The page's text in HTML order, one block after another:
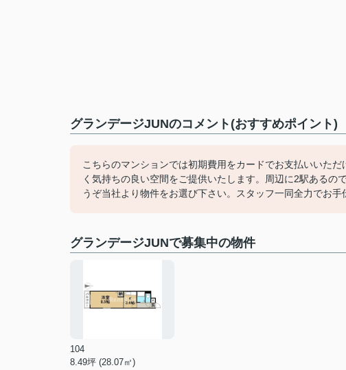
グランデージJUNのコメント(おすすめポイント)
こちらのマンションでは初期費用をカードでお支払いいた
く気持ちの良い空間をご提供いたします。周辺に2駅ある
うぞ当社より物件をお選び下さい。スタッフ一同全力でお手
グランデージJUNで募集中の物件
104
8.49坪 (28.07㎡)